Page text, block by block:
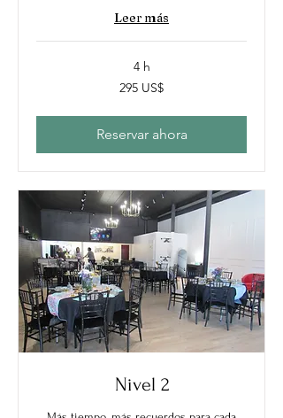
Leer más
4 h
295 US$
Reservar ahora
Nivel 2